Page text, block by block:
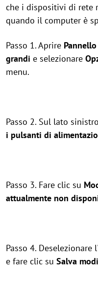
che i dispositivi di rete
quando il computer è
Passo 1. Aprire
grandi e selezionare
menu.
Passo 2. Sul lato
i pulsanti di
Passo 3. Fare clic su
attualmente non
Passo 4. Deselezionare
e fare clic su Salva